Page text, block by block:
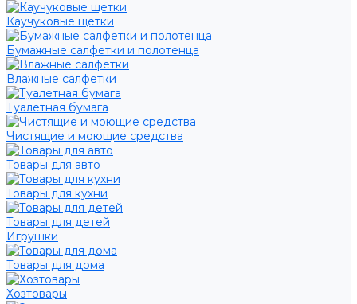
Каучуковые щетки
Бумажные салфетки и полотенца
Влажные салфетки
Туалетная бумага
Чистящие и моющие средства
Товары для авто
Товары для кухни
Товары для детей
Игрушки
Товары для дома
Хозтовары